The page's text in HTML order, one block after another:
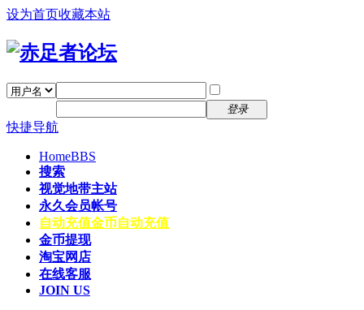
设为首页收藏本站
登录
快捷导航
HomeBBS
搜索
视觉地带主站
永久会员帐号
自动充值金币自动充值
金币提现
淘宝网店
在线客服
JOIN US